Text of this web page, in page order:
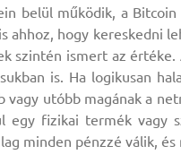
belül működik, a
ahhoz, hogy kereskedni
szintén ismert az
is. Ha logikusan
vagy utóbb magának a
egy fizikai termék vagy
minden pénzzé válik,